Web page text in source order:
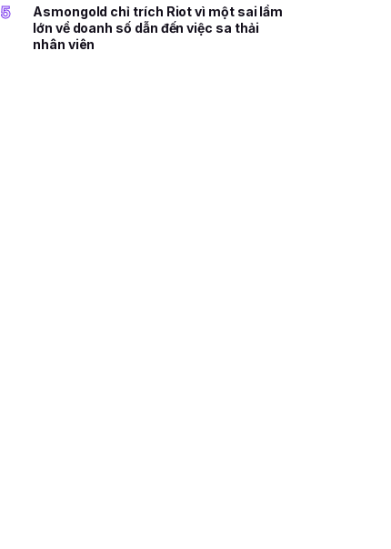
5
Asmongold chỉ trích Riot vì một sai lầm
lớn về doanh số dẫn đến việc sa thải
nhân viên